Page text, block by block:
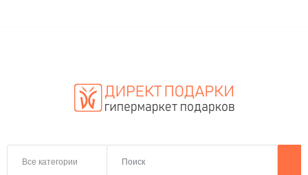
Все категории